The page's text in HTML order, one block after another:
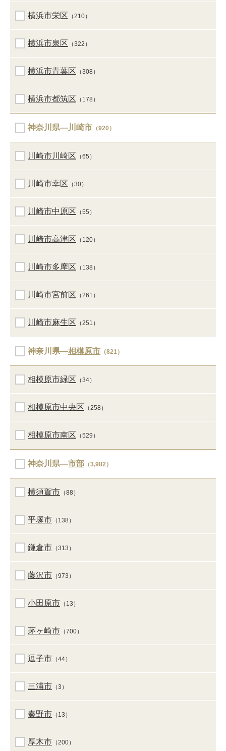
横浜市栄区 （210）
横浜市泉区 （322）
横浜市青葉区 （308）
横浜市都筑区 （178）
神奈川県―川崎市 （920）
川崎市川崎区 （65）
川崎市幸区 （30）
川崎市中原区 （55）
川崎市高津区 （120）
川崎市多摩区 （138）
川崎市宮前区 （261）
川崎市麻生区 （251）
神奈川県―相模原市 （821）
相模原市緑区 （34）
相模原市中央区 （258）
相模原市南区 （529）
神奈川県―市部 （3,982）
横須賀市 （88）
平塚市 （138）
鎌倉市 （313）
藤沢市 （973）
小田原市 （13）
茅ヶ崎市 （700）
逗子市 （44）
三浦市 （3）
秦野市 （13）
厚木市 （200）